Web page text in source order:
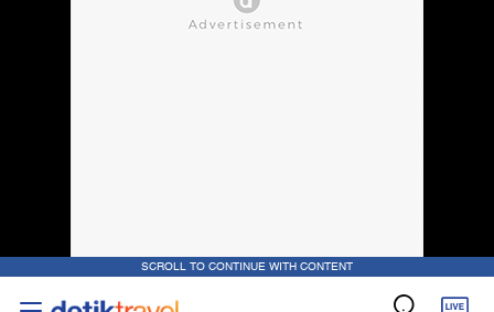
SCROLL TO CONTINUE WITH CONTENT